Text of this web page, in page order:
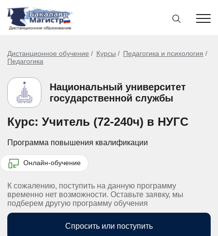
Дистанционное обучение Курсы
Педагогика и психология
Педагогика
Национальный университет
государственной службы
Курс: Учитель (72-240ч) в НУГС
Программа повышения квалификации
Онлайн-обучение
К сожалению, поступить на данную программу
временно нет возможности. Оставьте заявку, мы
подберем другую программу обучения
Спросить или поступить